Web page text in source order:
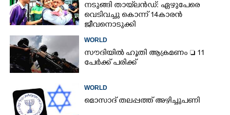
നടുങ്ങി തായ്‌ലൻഡ്: ഏഴുപേരെ
വെടിവച്ചു കൊന്ന് 14കാരൻ
ജീവനൊടുക്കി
WORLD
സൗദിയിൽ ഹൂതി ആക്രമണം  11
പേർക്ക് പരിക്ക്
WORLD
മൊസാദ് തലപ്പത്ത് അഴിച്ചുപണി